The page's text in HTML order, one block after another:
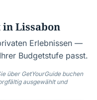
in Lissabon
Erlebnissen —
Budgetstufe passt.
über GetYourGuide buchen
ausgewählt und